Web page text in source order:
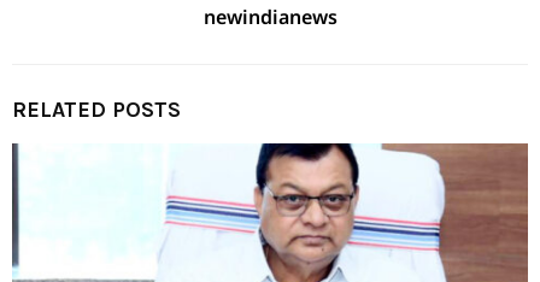
newindianews
RELATED POSTS